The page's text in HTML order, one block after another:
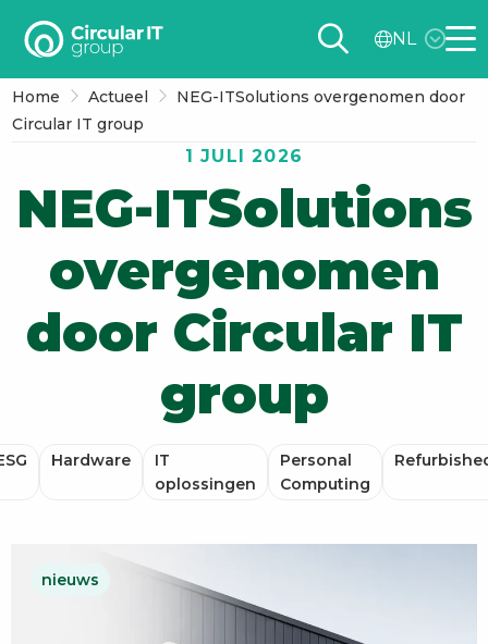
Circular
group
–
NL
Home Actueel
NEG-ITSolutions overgenomen door
Circular IT group
1 JULI 2026
NEG-ITSolutions
overgenomen
door Circular IT
group
Hardware
IT
oplossingen
Personal
Computing
nieuws